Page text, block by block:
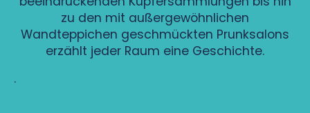
zu den mit außergewöhnlichen
Wandteppichen geschmückten Prunksalons
erzählt jeder Raum eine Geschichte.
.